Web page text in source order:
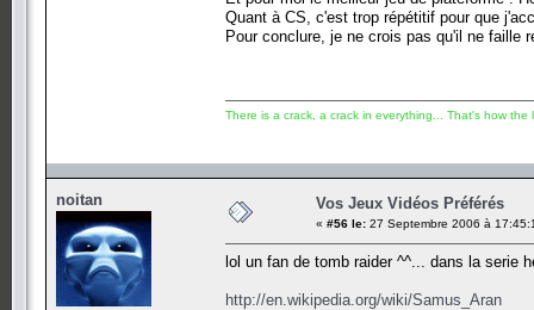
Quant à CS, c'est trop répétitif pour que
Pour conclure, je ne crois pas qu'il ne faille
There is a crack, a crack in everything... That's how the
noitan Vos Jeux Vidéos Préférés
« #56 le: 27 Septembre 2006 à
lol un fan de tomb raider ^^... dans la serie
http://en.wikipedia.org/wiki/Samus_Aran